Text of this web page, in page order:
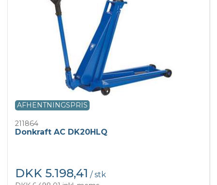
AFHENTNINGSPRIS
211864
Donkraft AC DK20HLQ
DKK 5.198,41 / stk